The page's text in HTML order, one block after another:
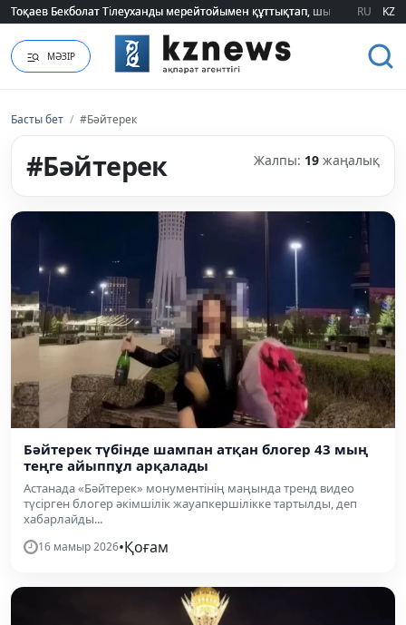
2026 жылғы білім грантын иеленгендердің тізімі жарияланды (ТІЗІМ)
RU KZ
МӘЗІР
Басты бет / #Бәйтерек
#Бәйтерек Жалпы: 19 жаңалық
Бәйтерек түбінде шампан атқан блогер 43 мың
теңге айыппұл арқалады
Астанада «Бәйтерек» монументінің маңында тренд видео
түсірген блогер әкімшілік жауапкершілікке тартылды, деп
хабарлайды...
16 мамыр 2026•Қоғам